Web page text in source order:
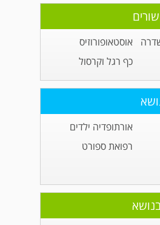
אוסטאופורוזיס
כף רגל וקרסול
אורתופדיה ילדים
רפואת ספורט